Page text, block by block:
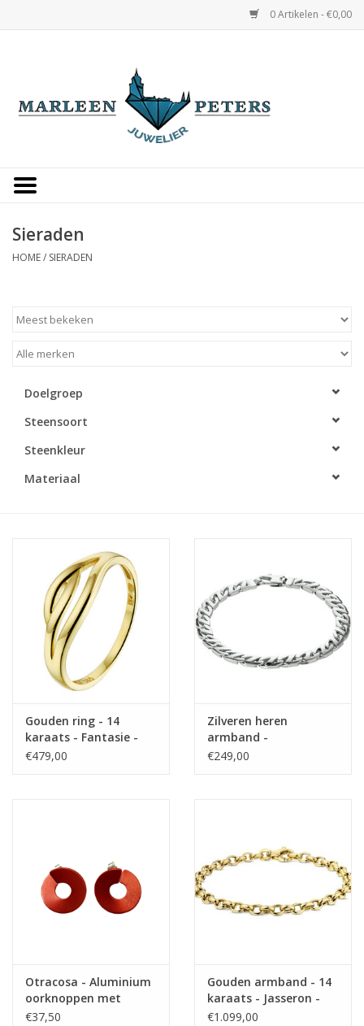
0 Artikelen - €0,00
Occasions
Overige
Merken
Cadeaukaarten
Sieraden
HOME/ SIERADEN
Doelgroep
Steensoort
Steenkleur
Materiaal
Gouden ring - 14
karaats - Fantasie -
Maat 18.5
€479,00
Zilveren heren
armband -
Gerhodineerd - Geplet
€249,00
Otracosa - Aluminium
oorknoppen met
zilveren steker - ST280
€37,50
Gouden armband - 14
karaats - Jasseron -
4.3 mm - 19 cm
€1.099,00